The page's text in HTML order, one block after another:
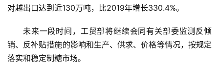
对越出口达到近130万吨，比2019年增长330.4%。
未来一段时间，工贸部将继续会同有关部委监测反倾
销、反补贴措施的影响和生产、供求、价格等情况，按规定
落实和稳定制糖市场。